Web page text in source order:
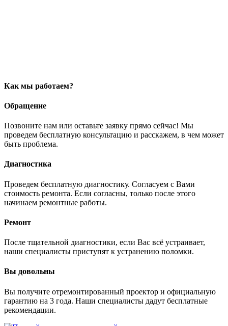
Как мы работаем?
Обращение
Позвоните нам или оставьте заявку прямо сейчас! Мы
проведем бесплатную консультацию и расскажем, в чем может
быть проблема.
Диагностика
Проведем бесплатную диагностику. Согласуем с Вами
стоимость ремонта. Если согласны, только после этого
начинаем ремонтные работы.
Ремонт
После тщательной диагностики, если Вас всё устраивает,
наши специалисты приступят к устранению поломки.
Вы довольны
Вы получите отремонтированный проектор и официальную
гарантию на 3 года. Наши специалисты дадут бесплатные
рекомендации.